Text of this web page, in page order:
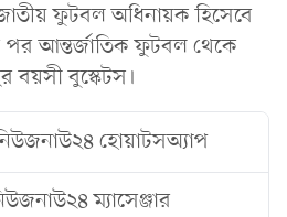
ফুটবল অধিনায়ক হিসেবে
পর আন্তর্জাতিক ফুটবল থেকে
বুস্কেটস।
হোয়াটসঅ্যাপ
ম্যাসেঞ্জার